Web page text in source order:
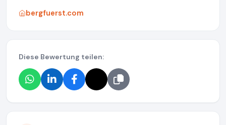
bergfuerst.com
Diese Bewertung teilen: